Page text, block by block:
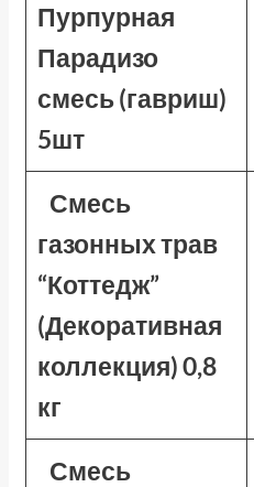
Пурпурная
Парадизо
смесь (гавриш)
5шт
Смесь
газонных трав
“Коттедж”
(Декоративная
коллекция) 0,8
кг
Смесь